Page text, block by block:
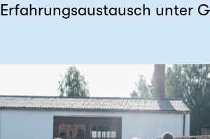
Erfahrungsaustausch unter